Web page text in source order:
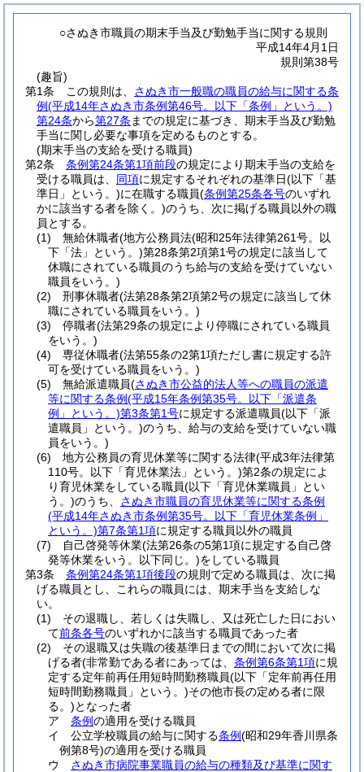
○さぬき市職員の期末手当及び勤勉手当に関する規則
平成14年4月1日
規則第38号
(趣旨)
第1条
この規則は、 さぬき市一般職の職員の給与に関する条
例(平成14年さぬき市条例第46号。以下「条例」という。)
第24条から第27条 までの規定に基づき、期末手当及び勤勉
手当に関し必要な事項を定めるものとする。
(期末手当の支給を受ける職員)
第2条
条例第24条第1項前段の規定により期末手当の支給を
受ける職員は、 同項に規定するそれぞれの基準日(以下「基
準日」という。)に在職する職員(条例第25条各号のいずれ
かに該当する者を除く。)のうち、次に掲げる職員以外の職
員とする。
(1)
無給休職者(地方公務員法(昭和25年法律第261号。以
下「法」という。)第28条第2項第1号の規定に該当して
休職にされている職員のうち給与の支給を受けていない
職員をいう。)
(2)
刑事休職者(法第28条第2項第2号の規定に該当して休
職にされている職員をいう。)
(3)
停職者(法第29条の規定により停職にされている職員
をいう。)
(4)
専従休職者(法第55条の2第1項ただし書に規定する許
可を受けている職員をいう。)
(5)
無給派遣職員(さぬき市公益的法人等への職員の派遣
等に関する条例(平成15年条例第35号。以下「派遣条
例」という。)第3条第1号に規定する派遣職員(以下「派
遣職員」という。)のうち、給与の支給を受けていない職
員をいう。)
(6)
地方公務員の育児休業等に関する法律(平成3年法律第
110号。以下「育児休業法」という。)第2条の規定によ
り育児休業をしている職員(以下「育児休業職員」とい
う。)のうち、 さぬき市職員の育児休業等に関する条例
(平成14年さぬき市条例第35号。以下「育児休業条例」
という。)第7条第1項に規定する職員以外の職員
(7)
自己啓発等休業(法第26条の5第1項に規定する自己啓
発等休業をいう。以下同じ。)をしている職員
第3条
条例第24条第1項後段の規則で定める職員は、次に掲
げる職員とし、これらの職員には、期末手当を支給しな
い。
(1)
その退職し、若しくは失職し、又は死亡した日におい
て前条各号のいずれかに該当する職員であった者
(2)
その退職又は失職の後基準日までの間において次に掲
げる者(非常勤である者にあっては、 条例第6条第1項に規
定する定年前再任用短時間勤務職員(以下「定年前再任用
短時間勤務職員」という。)その他市長の定める者に限
る。)となった者
ア
条例の適用を受ける職員
イ
公立学校職員の給与に関する条例(昭和29年香川県条
例第8号)の適用を受ける職員
ウ
さぬき市病院事業職員の給与の種類及び基準に関す